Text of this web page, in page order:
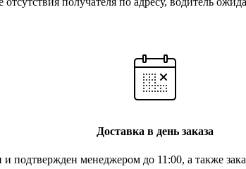
Доставка в день заказа
подтвержден менеджером до 11:00, а также